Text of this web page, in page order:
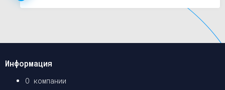
Информация
О компании